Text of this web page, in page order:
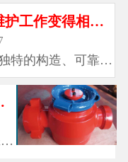
合时，流体被阻
旋塞阀的维护工作变得相对简便
特的构造、可靠的
适应性和简便的维
为了工业流体控制
手。在未来的工业
技术的不断进步和
必将不断优化和完
标之一